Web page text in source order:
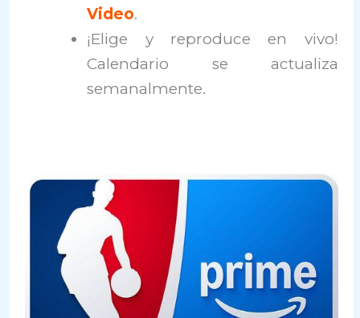
Video.
¡Elige y reproduce en vivo!
Calendario se actualiza
semanalmente.